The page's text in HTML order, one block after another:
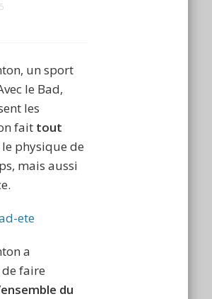
un sport
le Bad,
les
fait tout
le physique de
mais aussi
a
de faire
du